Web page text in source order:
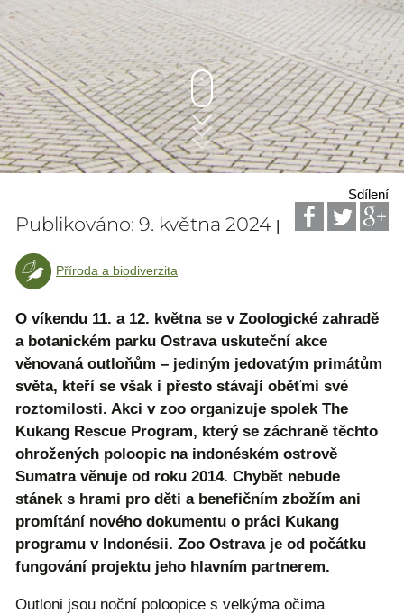
Sdílení
Publikováno: 9. května 2024 |
Příroda a biodiverzita
O víkendu 11. a 12. května se v Zoologické zahradě
a botanickém parku Ostrava uskuteční akce
věnovaná outloňům – jediným jedovatým primátům
světa, kteří se však i přesto stávají oběťmi své
roztomilosti. Akci v zoo organizuje spolek The
Kukang Rescue Program, který se záchraně těchto
ohrožených poloopic na indonéském ostrově
Sumatra věnuje od roku 2014. Chybět nebude
stánek s hrami pro děti a benefičním zbožím ani
promítání nového dokumentu o práci Kukang
programu v Indonésii. Zoo Ostrava je od počátku
fungování projektu jeho hlavním partnerem.
Outloni jsou noční poloopice s velkýma očima